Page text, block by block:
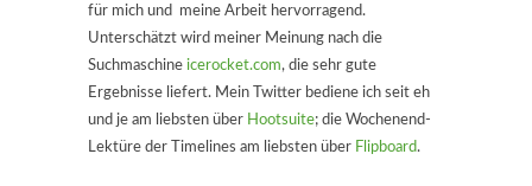
für mich und meine Arbeit hervorragend.
Unterschätzt wird meiner Meinung nach die
Suchmaschine icerocket.com, die sehr gute
Ergebnisse liefert. Mein Twitter bediene ich seit eh
und je am liebsten über Hootsuite; die Wochenend-
Lektüre der Timelines am liebsten über Flipboard.